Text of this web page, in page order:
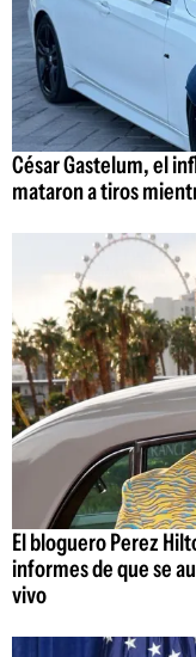
César Gastelum, el
mataron a tiros
El bloguero Perez
informes de que se
vivo